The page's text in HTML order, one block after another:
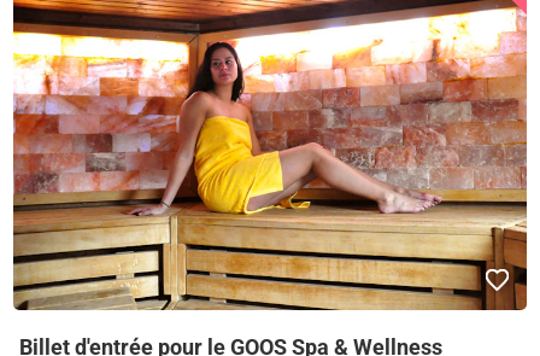
Billet d'entrée pour le GOOS Spa & Wellness